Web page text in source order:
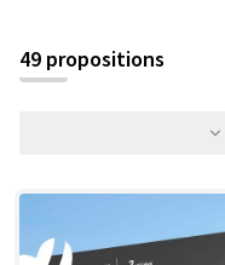
49 propositions